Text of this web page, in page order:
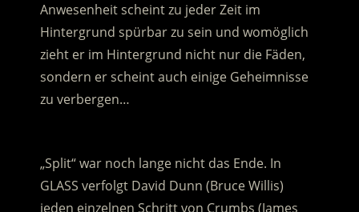
Anwesenheit scheint zu jeder Zeit im
Hintergrund spürbar zu sein und womöglich
zieht er im Hintergrund nicht nur die Fäden,
sondern er scheint auch einige Geheimnisse
zu verbergen…
„Split“ war noch lange nicht das Ende. In
GLASS verfolgt David Dunn (Bruce Willis)
jeden einzelnen Schritt von Crumbs (James